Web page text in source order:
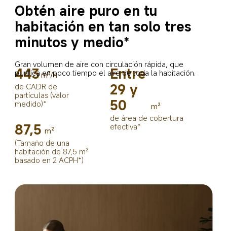
Obtén aire puro en tu
habitación en tan solo tres
minutos y medio*
Gran volumen de aire con circulación rápida, que
purifica en poco tiempo el aire de toda la habitación.
443m³/h
de CADR de
partículas (valor
medido)*
Entre
29 y
50
m²
de área de cobertura
efectiva*
87,5 m²
(Tamaño de una
habitación de 87,5 m²
basado en 2 ACPH*)